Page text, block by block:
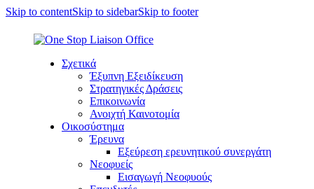
Skip to contentSkip to sidebarSkip to footer
Σχετικά
Έξυπνη Εξειδίκευση
Στρατηγικές Δράσεις
Επικοινωνία
Ανοιχτή Καινοτομία
Οικοσύστημα
Έρευνα
Εξεύρεση ερευνητικού συνεργάτη
Νεοφυείς
Εισαγωγή Νεοφυούς